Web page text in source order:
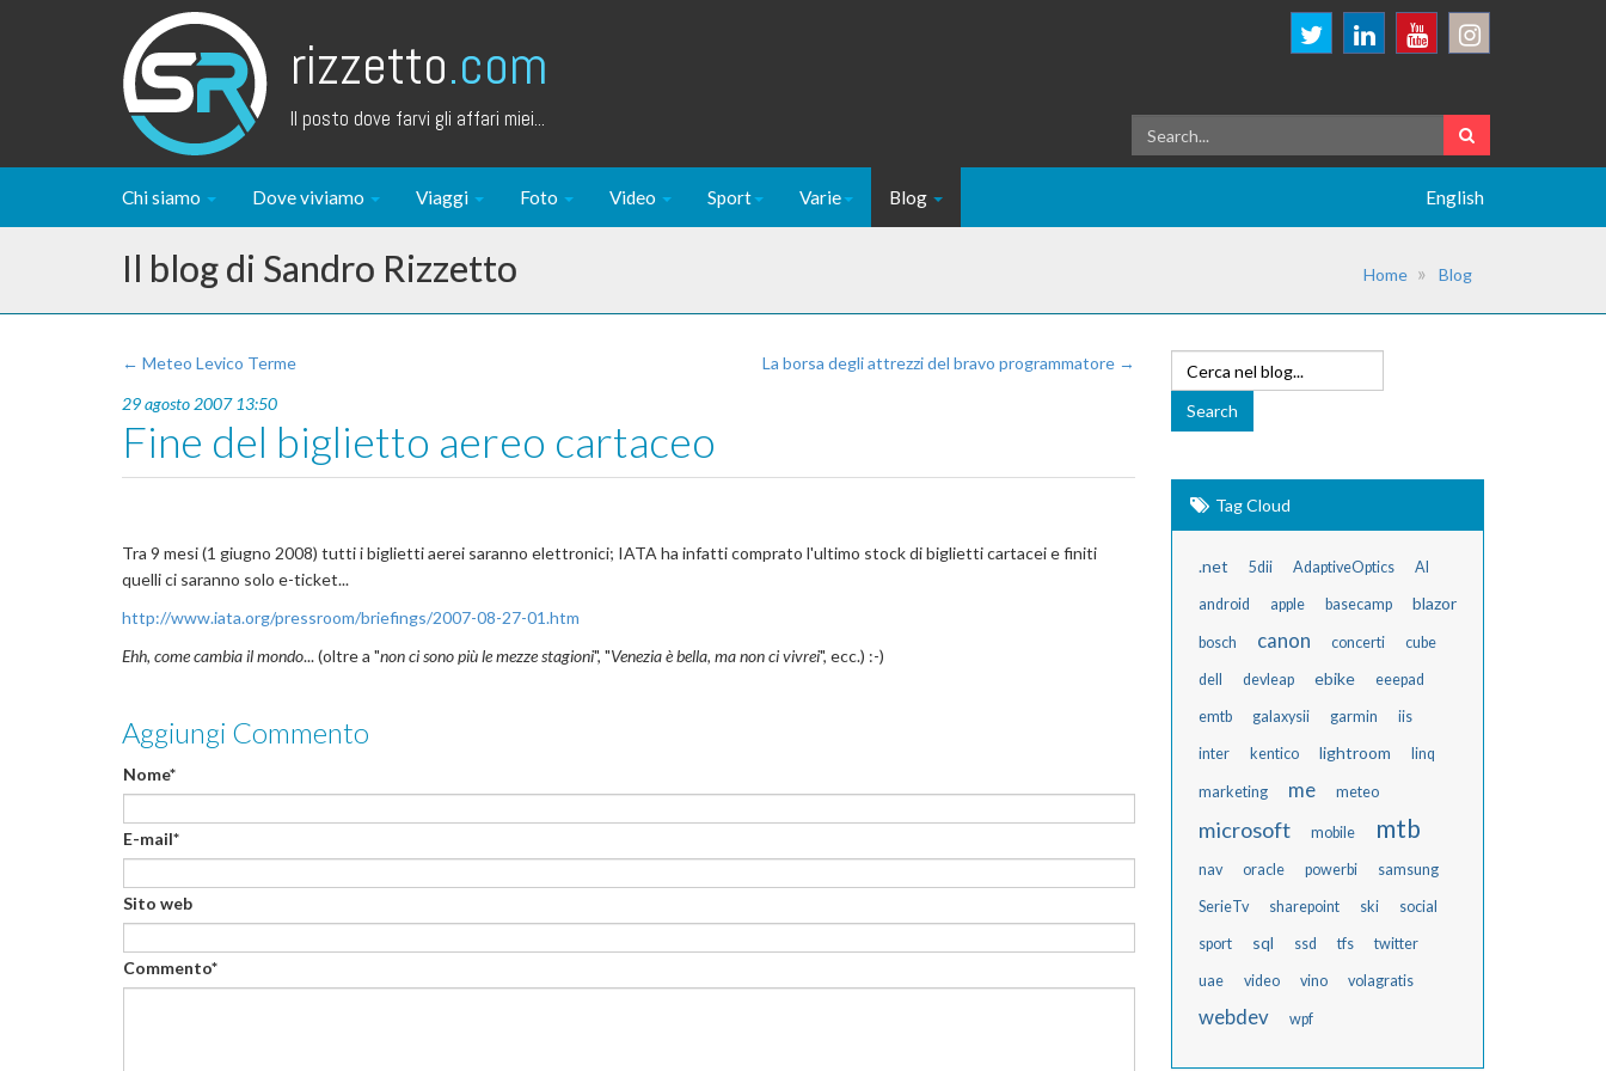
rizzetto.com
Il posto dove farvi gli affari miei...
Chi siamo Dove viviamo Viaggi Foto Video Sport Varie Blog English
Il blog di Sandro Rizzetto Home Blog
← Meteo Levico Terme
La borsa degli attrezzi del bravo programmatore →
29 agosto 2007 13:50
Fine del biglietto aereo cartaceo
Tra 9 mesi (1 giugno 2008) tutti i biglietti aerei saranno elettronici; IATA ha infatti comprato l'ultimo stock di biglietti cartacei e finiti
quelli ci saranno solo e-ticket...
http://www.iata.org/pressroom/briefings/2007-08-27-01.htm
Ehh, come cambia il mondo... (oltre a "non ci sono più le mezze stagioni", "Venezia è bella, ma non ci vivrei", ecc.) :-)
Aggiungi Commento
Nome*
E-mail*
Sito web
Commento*
Tag Cloud
.net 5dii AdaptiveOptics AI
android apple basecamp blazor
bosch canon concerti cube
dell devleap ebike eeepad
emtb galaxysii garmin iis
inter kentico lightroom linq
marketing me meteo
microsoft mobile mtb
nav oracle powerbi samsung
SerieTv sharepoint ski social
sport sql ssd tfs twitter
uae video vino volagratis
webdev wpf